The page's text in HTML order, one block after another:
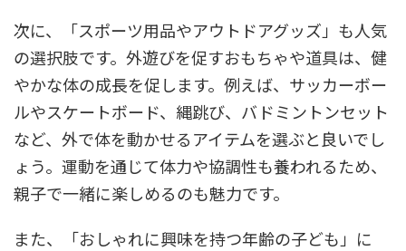
次に、「スポーツ用品やアウトドアグッズ」も人気
の選択肢です。外遊びを促すおもちゃや道具は、健
やかな体の成長を促します。例えば、サッカーボー
ルやスケートボード、縄跳び、バドミントンセット
など、外で体を動かせるアイテムを選ぶと良いでし
ょう。運動を通じて体力や協調性も養われるため、
親子で一緒に楽しめるのも魅力です。
また、「おしゃれに興味を持つ年齢の子ども」に